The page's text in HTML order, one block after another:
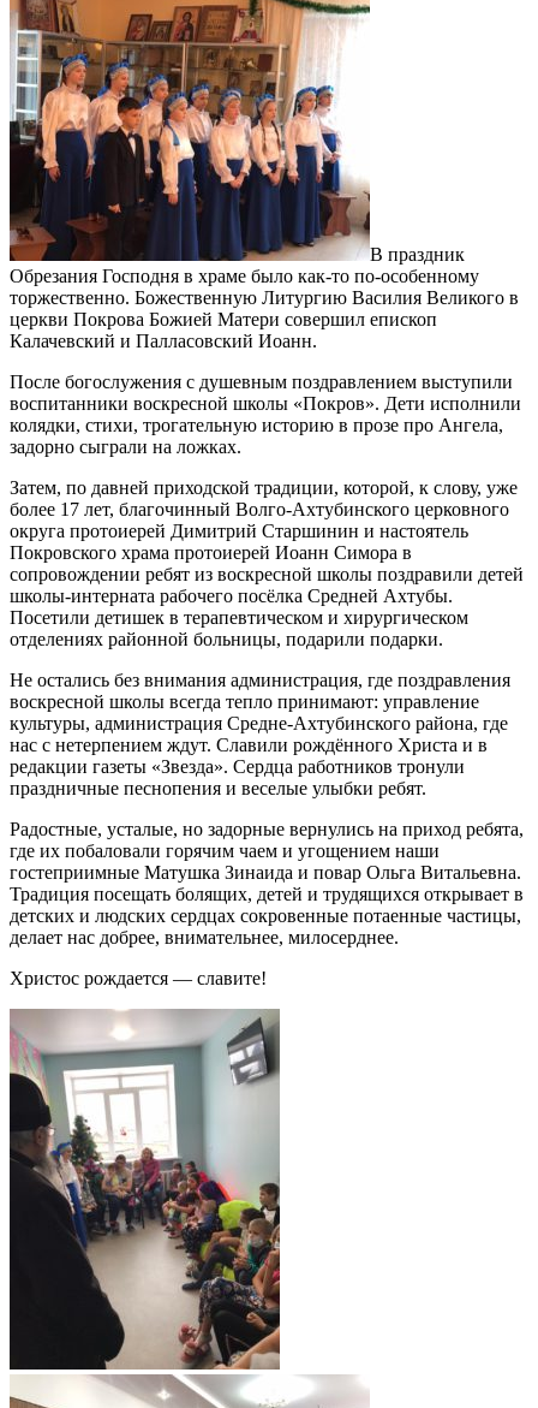
В праздник
Обрезания Господня в храме было как-то по-особенному
торжественно. Божественную Литургию Василия Великого в
церкви Покрова Божией Матери совершил епископ
Калачевский и Палласовский Иоанн.
После богослужения с душевным поздравлением выступили
воспитанники воскресной школы «Покров». Дети исполнили
колядки, стихи, трогательную историю в прозе про Ангела,
задорно сыграли на ложках.
Затем, по давней приходской традиции, которой, к слову, уже
более 17 лет, благочинный Волго-Ахтубинского церковного
округа протоиерей Димитрий Старшинин и настоятель
Покровского храма протоиерей Иоанн Симора в
сопровождении ребят из воскресной школы поздравили детей
школы-интерната рабочего посёлка Средней Ахтубы.
Посетили детишек в терапевтическом и хирургическом
отделениях районной больницы, подарили подарки.
Не остались без внимания администрация, где поздравления
воскресной школы всегда тепло принимают: управление
культуры, администрация Средне-Ахтубинского района, где
нас с нетерпением ждут. Славили рождённого Христа и в
редакции газеты «Звезда». Сердца работников тронули
праздничные песнопения и веселые улыбки ребят.
Радостные, усталые, но задорные вернулись на приход ребята,
где их побаловали горячим чаем и угощением наши
гостеприимные Матушка Зинаида и повар Ольга Витальевна.
Традиция посещать болящих, детей и трудящихся открывает в
детских и людских сердцах сокровенные потаенные частицы,
делает нас добрее, внимательнее, милосерднее.
Христос рождается — славите!